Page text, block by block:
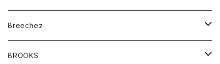
ベルト
Tシャツ
グッズ
アンダーウェアー
トップス
Breechez
シャツ
BROOKS